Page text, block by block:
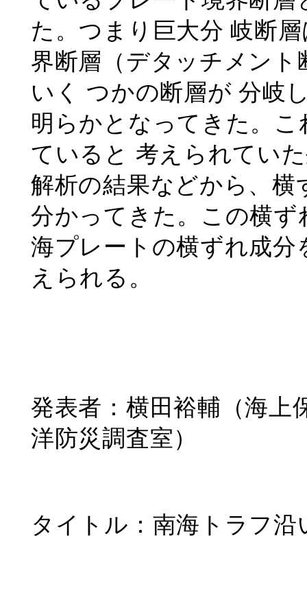
た。つまり巨大分 岐断
界断層（デタッチメン
いく つかの断層が 分岐
明らかとなってきた。
ていると 考えられてい
解析の結果などから、
分かってきた。この横
海プレートの横ずれ成
えられる。
発表者：横田裕輔（海上
洋防災調査室）
タイトル：南海トラフ